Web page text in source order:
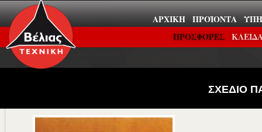
ΑΡΧΙΚΉ ΠΡΟΪΌΝΤΑ
ΠΡΟΣΦΟΡΕΣ
ΣΧΕΔΙΟ